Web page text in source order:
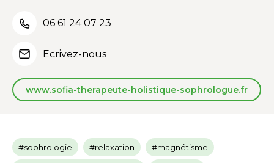
06 61 24 07 23
Ecrivez-nous
www.sofia-therapeute-holistique-sophrologue.fr
#sophrologie #relaxation #magnétisme